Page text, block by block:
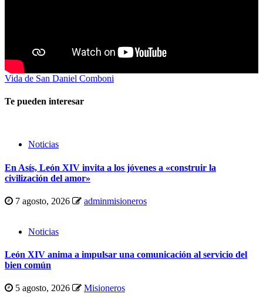
Vida de San Daniel Comboni
Te pueden interesar
Noticias
En Asís, León XIV invita a los jóvenes a «construir la
civilización del amor»
7 agosto, 2026 adminmisioneros
Noticias
León XIV anima a impulsar una comunicación al servicio del
bien común
5 agosto, 2026 Misioneros